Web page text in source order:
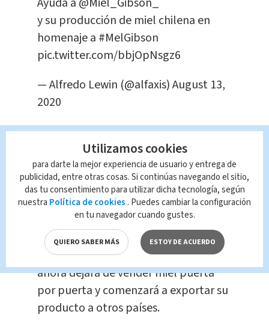
y su producción de miel chilena en
homenaje a #MelGibson
pic.twitter.com/bbjOpNsgz6
— Alfredo Lewin (@alfaxis)August 13,
2020
Por el momento, la emprendedora ha
recibido la ayuda de varios expertos en
publicidad a través de las mismas
redes sociales, los cuales ya trabajan
para crear la nueva imagen sin la cara
Tras todo este escenario, Yohana
ahora dejará de vender miel puerta
por puerta y comenzará a exportar su
producto a otros países.
Utilizamos cookies
para darte la mejor experiencia de usuario y entrega de
publicidad, entre otras cosas. Si continúas navegando el sitio,
das tu consentimiento para utilizar dicha tecnología, según
nuestra Política de cookies . Puedes cambiar la configuración
en tu navegador cuando gustes.
QUIERO SABER MÁS ESTOY DE ACUERDO